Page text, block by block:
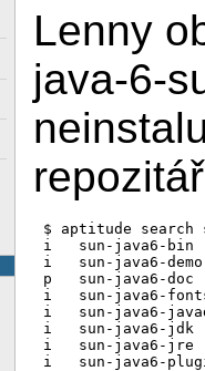
Lenny
java-6-
$ aptitude search
i   sun-java6-bin
i   sun-java6-demo
p   sun-java6-doc
i   sun-java6-
i   sun-java6-
i   sun-java6-jdk
i   sun-java6-jre
i   sun-java6-